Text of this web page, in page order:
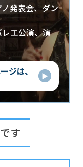
発表会、ダン
エ公演、演
ジは、
す